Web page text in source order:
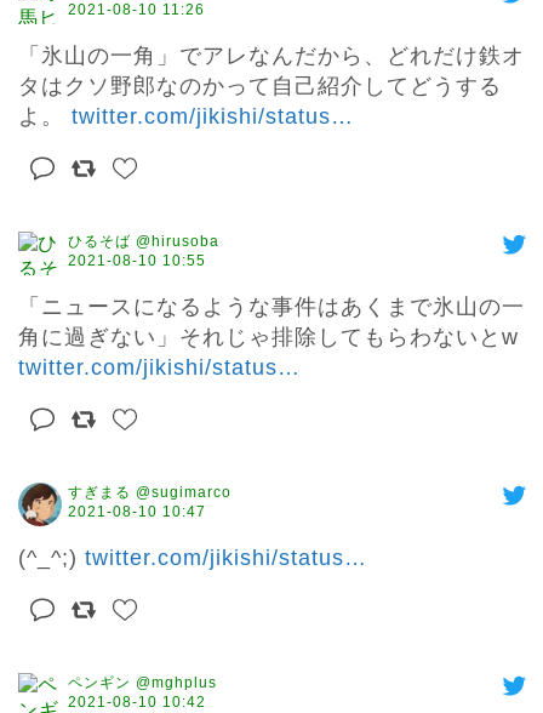
2021-08-10 11:26
「氷山の一角」でアレなんだから、どれだけ鉄オ
タはクソ野郎なのかって自己紹介してどうする
よ。 twitter.com/jikishi/status…
ひるそば @hirusoba
2021-08-10 10:55
「ニュースになるような事件はあくまで氷山の一
twitter.com/jikishi/status…
すぎまる @sugimarco
2021-08-10 10:47
(^_^;) twitter.com/jikishi/status…
ペンギン @mghplus
2021-08-10 10:42